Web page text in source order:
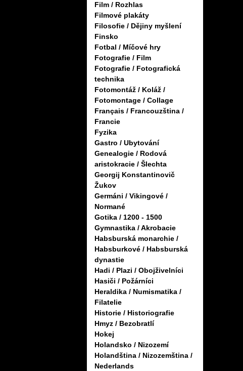
Film / Rozhlas
Filmové plakáty
Filosofie / Dějiny myšlení
Finsko
Fotbal / Míčové hry
Fotografie / Film
Fotografie / Fotografická
technika
Fotomontáž / Koláž /
Fotomontage / Collage
Français / Francouzština /
Francie
Fyzika
Gastro / Ubytování
Genealogie / Rodová
aristokracie / Šlechta
Georgij Konstantinovič
Žukov
Germáni / Vikingové /
Normané
Gotika / 1200 - 1500
Gymnastika / Akrobacie
Habsburská monarchie /
Habsburkové / Habsburská
dynastie
Hadi / Plazi / Obojživelníci
Hasiči / Požárníci
Heraldika / Numismatika /
Filatelie
Historie / Historiografie
Hmyz / Bezobratlí
Hokej
Holandsko / Nizozemí
Holandština / Nizozemština /
Nederlands